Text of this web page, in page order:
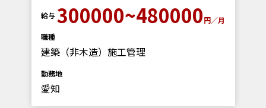
給与 300000~480000円／月
職種
建築（非木造）施工管理
勤務地
愛知